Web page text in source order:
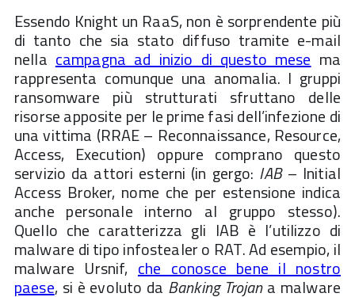
Essendo Knight un RaaS, non è sorprendente più
di tanto che sia stato diffuso tramite e-mail
nellacampagna ad inizio di questo mesema
rappresenta comunque una anomalia. I gruppi
ransomware più strutturati sfruttano delle
risorse apposite per le prime fasi dell’infezione di
una vittima (RRAE – Reconnaissance, Resource,
Access, Execution) oppure comprano questo
servizio da attori esterni (in gergo: IAB– Initial
Access Broker, nome che per estensione indica
anche personale interno al gruppo stesso).
Quello che caratterizza gli IAB è l’utilizzo di
malware di tipo infostealer o RAT. Ad esempio, il
malware Ursnif, che conosce bene il nostro
paese, si è evoluto da Banking Trojana malware